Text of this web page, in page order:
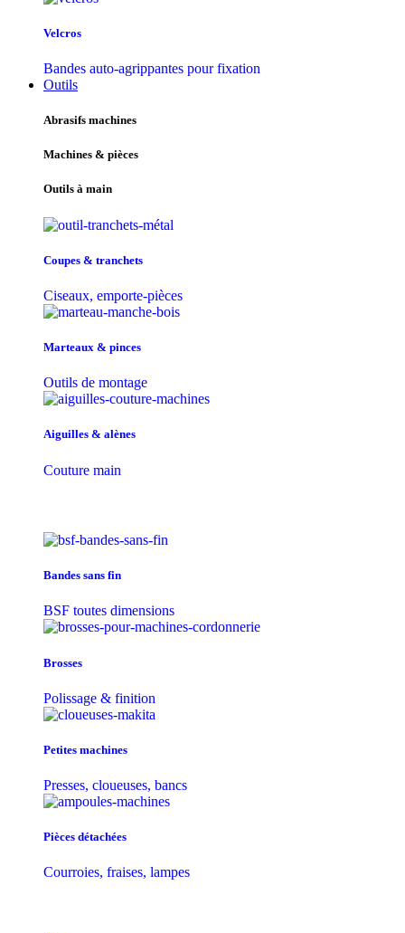
Velcros
Bandes auto-agrippantes pour fixation
Outils
Abrasifs machines
Machines & pièces
Outils à main
Coupes & tranchets
Ciseaux, emporte-pièces
Marteaux & pinces
Outils de montage
Aiguilles & alènes
Couture main
Bandes sans fin
BSF toutes dimensions
Brosses
Polissage & finition
Petites machines
Presses, cloueuses, bancs
Pièces détachées
Courroies, fraises, lampes